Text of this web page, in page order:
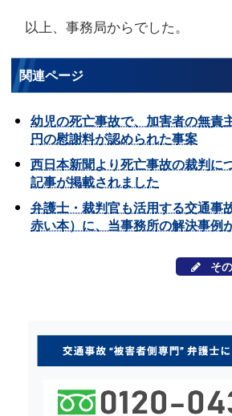
以上、事務局からでした。
関連ページ
幼児の死亡事故で、加害者の無責
円の慰謝料が認められた事案
西日本新聞より死亡事故の裁判に
記事が掲載されました
弁護士・裁判官も活用する交通事
赤い本）に、当事務所の解決事例
そ